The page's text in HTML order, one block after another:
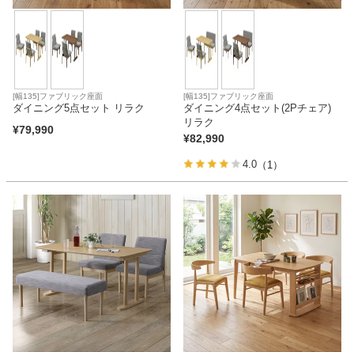
[幅135]ファブリック座面
ダイニング5点セット リラク
¥79,990
[幅135]ファブリック座面
ダイニング4点セット(2Pチェア)
リラク
¥82,990
4.0 （1）